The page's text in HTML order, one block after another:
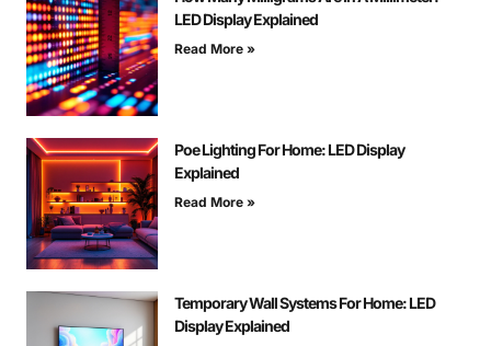
LED Display Explained
Read More »
Poe Lighting For Home: LED Display
Explained
Read More »
Temporary Wall Systems For Home: LED
Display Explained